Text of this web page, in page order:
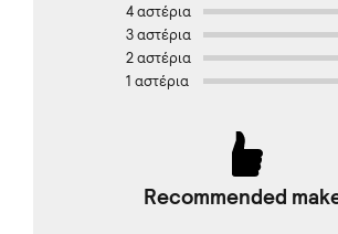
4 αστέρια
3 αστέρια
2 αστέρια
1 αστέρια
Recommended